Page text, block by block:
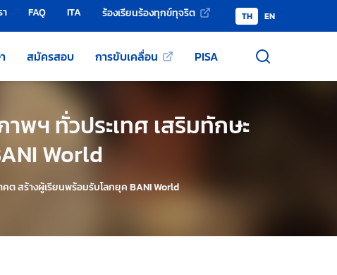
FAQ ITA ร้องเรียนร้องทุกข์ทุจริต TH EN
สมัครสอบ การขับเคลื่อน PISA
ฯ ทั่วประเทศ เสริมทักษะ
World
สร้างผู้เรียนพร้อมรับโลกยุค BANI World